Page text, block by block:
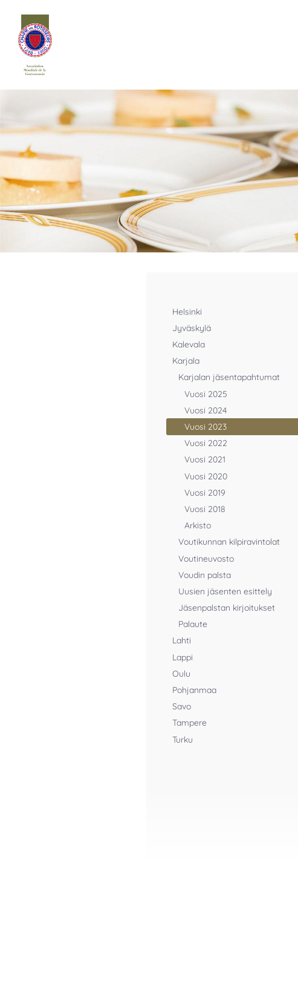
Siirry
sivun
sisältöön
Chaîne des Rôtisseurs Finlande ry
Helsinki
Jyväskylä
Kalevala
Karjala
Karjalan jäsentapahtumat
Vuosi 2025
Vuosi 2024
Vuosi 2023
Vuosi 2022
Vuosi 2021
Vuosi 2020
Vuosi 2019
Vuosi 2018
Arkisto
Voutikunnan kilpiravintolat
Voutineuvosto
Voudin palsta
Uusien jäsenten esittely
Jäsenpalstan kirjoitukset
Palaute
Lahti
Lappi
Oulu
Pohjanmaa
Savo
Tampere
Turku